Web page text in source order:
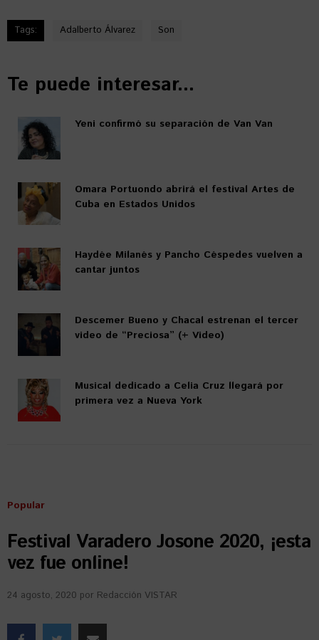
Tags: Adalberto Álvarez Son
Te puede interesar...
Yeni confirmó su separación de Van Van
Omara Portuondo abrirá el festival Artes de
Cuba en Estados Unidos
Haydée Milanés y Pancho Céspedes vuelven a
cantar juntos
Descemer Bueno y Chacal estrenan el tercer
video de “Preciosa” (+ Video)
Musical dedicado a Celia Cruz llegará por
primera vez a Nueva York
Popular
Festival Varadero Josone 2020, ¡esta
vez fue online!
24 agosto, 2020 por Redacción VISTAR